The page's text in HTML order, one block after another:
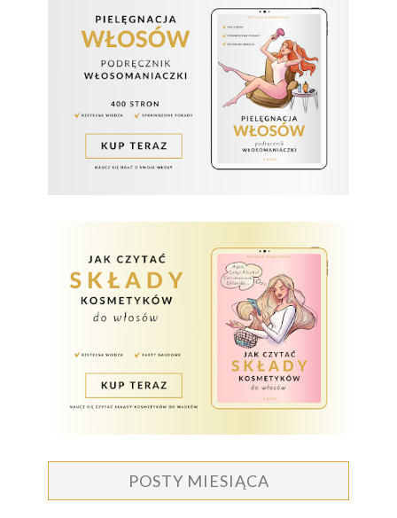
POSTY MIESIĄCA